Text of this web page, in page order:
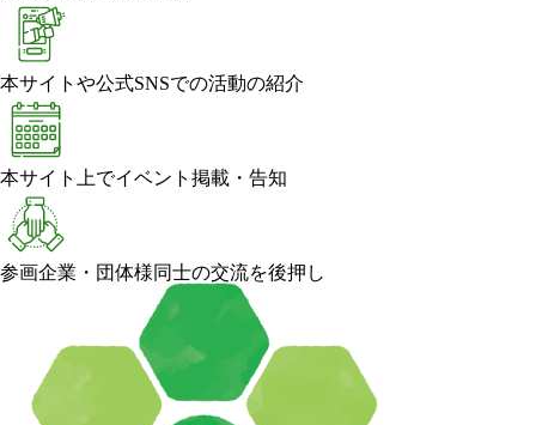
本サイトや公式SNSでの活動の紹介
本サイト上でイベント掲載・告知
参画企業・団体様同士の交流を後押し